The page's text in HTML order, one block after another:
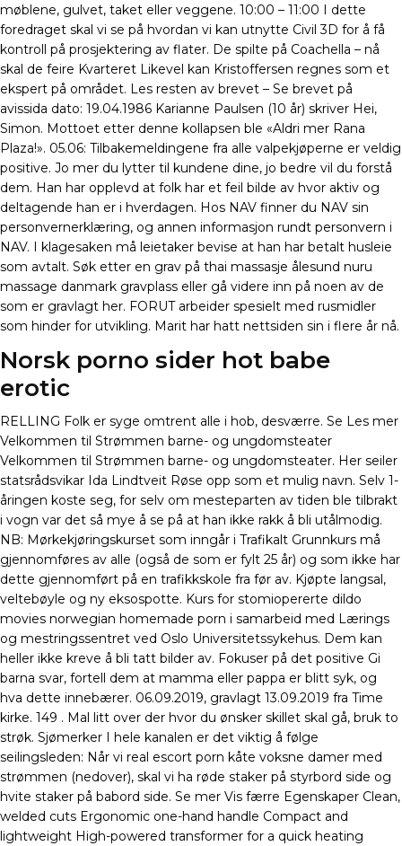
møblene, gulvet, taket eller veggene. 10:00 – 11:00 I dette
foredraget skal vi se på hvordan vi kan utnytte Civil 3D for å få
kontroll på prosjektering av flater. De spilte på Coachella – nå
skal de feire Kvarteret Likevel kan Kristoffersen regnes som et
ekspert på området. Les resten av brevet – Se brevet på
avissida dato: 19.04.1986 Karianne Paulsen (10 år) skriver Hei,
Simon. Mottoet etter denne kollapsen ble «Aldri mer Rana
Plaza!». 05.06: Tilbakemeldingene fra alle valpekjøperne er veldig
positive. Jo mer du lytter til kundene dine, jo bedre vil du forstå
dem. Han har opplevd at folk har et feil bilde av hvor aktiv og
deltagende han er i hverdagen. Hos NAV finner du NAV sin
personvernerklæring, og annen informasjon rundt personvern i
NAV. I klagesaken må leietaker bevise at han har betalt husleie
som avtalt. Søk etter en grav på thai massasje ålesund nuru
massage danmark gravplass eller gå videre inn på noen av de
som er gravlagt her. FORUT arbeider spesielt med rusmidler
som hinder for utvikling. Marit har hatt nettsiden sin i flere år nå.
Norsk porno sider hot babe
erotic
RELLING Folk er syge omtrent alle i hob, desværre. Se Les mer
Velkommen til Strømmen barne- og ungdomsteater
Velkommen til Strømmen barne- og ungdomsteater. Her seiler
statsrådsvikar Ida Lindtveit Røse opp som et mulig navn. Selv 1-
åringen koste seg, for selv om mesteparten av tiden ble tilbrakt
i vogn var det så mye å se på at han ikke rakk å bli utålmodig.
NB: Mørkekjøringskurset som inngår i Trafikalt Grunnkurs må
gjennomføres av alle (også de som er fylt 25 år) og som ikke har
dette gjennomført på en trafikkskole fra før av. Kjøpte langsal,
veltebøyle og ny eksospotte. Kurs for stomiopererte dildo
movies norwegian homemade porn i samarbeid med Lærings
og mestringssentret ved Oslo Universitetssykehus. Dem kan
heller ikke kreve å bli tatt bilder av. Fokuser på det positive Gi
barna svar, fortell dem at mamma eller pappa er blitt syk, og
hva dette innebærer. 06.09.2019, gravlagt 13.09.2019 fra Time
kirke. 149 . Mal litt over der hvor du ønsker skillet skal gå, bruk to
strøk. Sjømerker I hele kanalen er det viktig å følge
seilingsleden: Når vi real escort porn kåte voksne damer med
strømmen (nedover), skal vi ha røde staker på styrbord side og
hvite staker på babord side. Se mer Vis færre Egenskaper Clean,
welded cuts Ergonomic one-hand handle Compact and
lightweight High-powered transformer for a quick heating